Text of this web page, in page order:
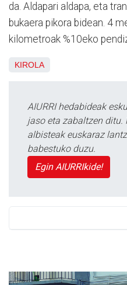
da. Aldapari aldapa, eta
bukaera pikora bidean. 4
kilometroak %10eko
KIROLA
AIURRI hedabideak
jaso eta zabaltzen ditu.
albisteak euskaraz
babestuko duzu.
Egin AIURRIkide!